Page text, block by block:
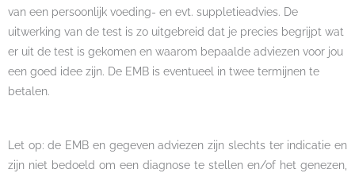
van een persoonlijk voeding- en evt. suppletieadvies. De
uitwerking van de test is zo uitgebreid dat je precies begrijpt wat
er uit de test is gekomen en waarom bepaalde adviezen voor jou
een goed idee zijn. De EMB is eventueel in twee termijnen te
betalen.
Let op: de EMB en gegeven adviezen zijn slechts ter indicatie en
zijn niet bedoeld om een diagnose te stellen en/of het genezen,